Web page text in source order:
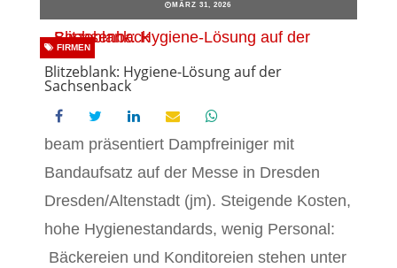
MÄRZ 31, 2026
Blitzeblank: Hygiene-Lösung auf der
Sachsenback
FIRMEN
beam präsentiert Dampfreiniger mit
Bandaufsatz auf der Messe in Dresden
Dresden/Altenstadt (jm). Steigende Kosten,
hohe Hygienestandards, wenig Personal:
Bäckereien und Konditoreien stehen unter